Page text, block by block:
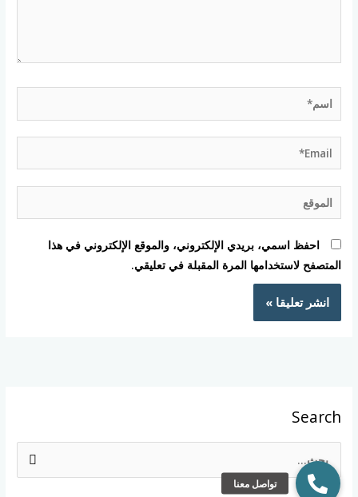
اسم*
Email*
الموقع
احفظ اسمي، بريدي الإلكتروني، والموقع الإلكتروني في هذا
المتصفح لاستخدامها المرة المقبلة في تعليقي.
Search
ل